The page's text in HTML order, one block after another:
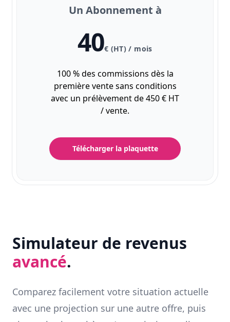
Un Abonnement à
40€ (HT) / mois
100 % des commissions dès la
première vente sans conditions
avec un prélèvement de 450 € HT
/ vente.
Télécharger la plaquette
Simulateur de revenus
avancé.
Comparez facilement votre situation actuelle
avec une projection sur une autre offre, puis